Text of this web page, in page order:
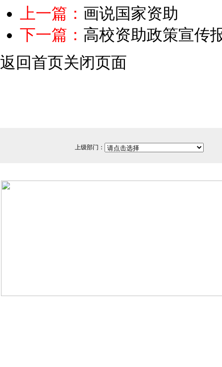
上一篇： 画说国家资助
下一篇： 高校资助政策宣传
返回首页关闭页面
上级部门：